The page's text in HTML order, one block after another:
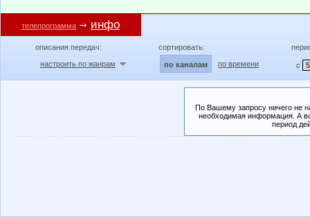
телепрограмма инфо
описания передач:
настроить по жанрам
сортировать:
по каналам по времени с
По Вашему запросу ничего не
необходимая информация. А
период